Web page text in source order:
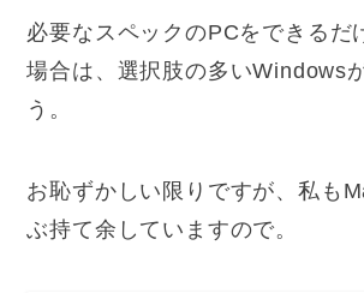
必要なスペックのPCをできるだ
場合は、選択肢の多いWindows
う。
お恥ずかしい限りですが、私も
ぶ持て余していますので。